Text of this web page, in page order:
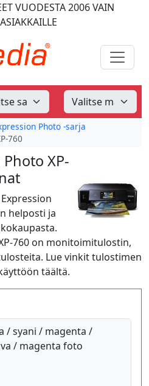
VUODESTA 2006VAIN
Photo -sarja
760
XP-
helposti ja
760 on monitoimitulostin,
Lue vinkit tulostimen
täältä.
/ syani / magenta /
/ magenta foto